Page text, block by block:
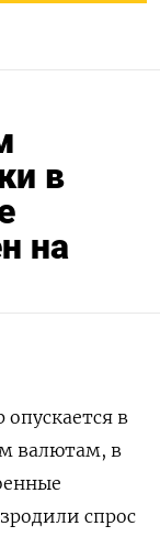
в
на
в
валютам, в
спрос